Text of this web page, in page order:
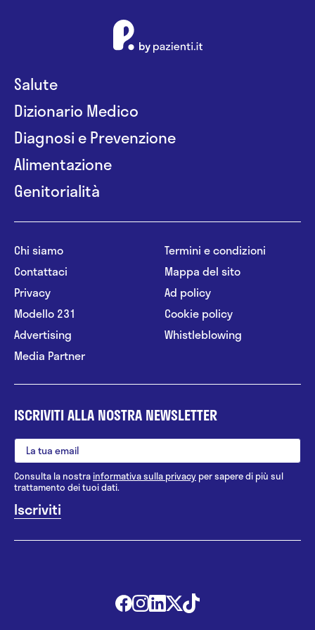
Salute
Dizionario Medico
Diagnosi e Prevenzione
Alimentazione
Genitorialità
Chi siamo
Contattaci
Privacy
Modello 231
Advertising
Media Partner
Termini e condizioni
Mappa del sito
Ad policy
Cookie policy
Whistleblowing
ISCRIVITI ALLA NOSTRA NEWSLETTER
Consulta la nostrainformativa sulla privacy per sapere di più sul
trattamento dei tuoi dati.